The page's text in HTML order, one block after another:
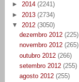
► 2014 (2241)
► 2013 (2734)
▼ 2012 (3050)
dezembro 2012 (225)
novembro 2012 (265)
outubro 2012 (266)
setembro 2012 (255)
agosto 2012 (255)